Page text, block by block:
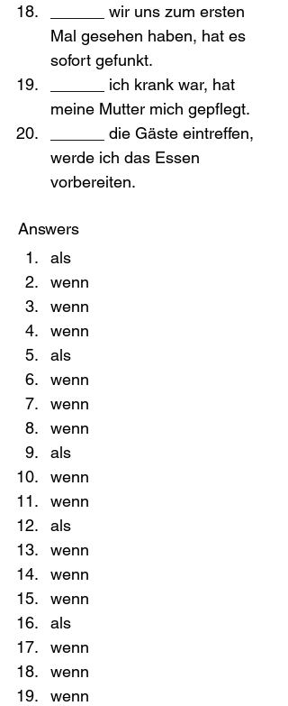
______ wir uns zum ersten
Mal gesehen haben, hat es
sofort gefunkt.
______ ich krank war, hat
meine Mutter mich gepflegt.
______ die Gäste eintreffen,
werde ich das Essen
vorbereiten.
Answers
als
wenn
wenn
wenn
als
wenn
wenn
wenn
als
wenn
wenn
als
wenn
wenn
wenn
als
wenn
wenn
wenn